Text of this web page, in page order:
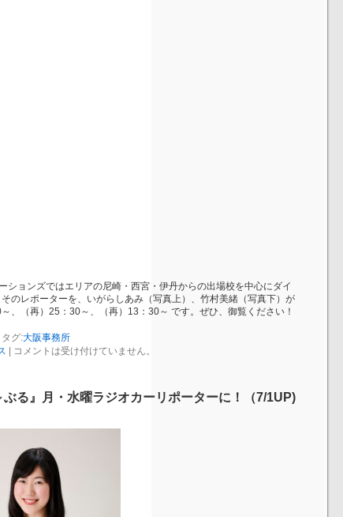
ョンズではエリアの尼崎・西宮・伊丹からの出場校を中心にダイ
そのレポーターを、いがらしあみ（写真上）、竹村美緒（写真下）が
、（再）25：30～、（再）13：30～ です。ぜひ、御覧ください！
タグ:大阪事務所
コメントは受け付けていません。
る』月・水曜ラジオカーリポーターに！（7/1UP)